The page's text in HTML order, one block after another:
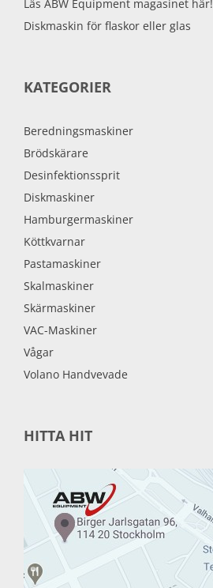
Läs ABW Equipment magasinet här!
Diskmaskin för flaskor eller glas
KATEGORIER
Beredningsmaskiner
Brödskärare
Desinfektionssprit
Diskmaskiner
Hamburgermaskiner
Köttkvarnar
Pastamaskiner
Skalmaskiner
Skärmaskiner
VAC-Maskiner
Vågar
Volano Handvevade
HITTA HIT